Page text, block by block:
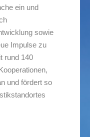
ein und
sowie
Impulse zu
rund 140
und fördert so